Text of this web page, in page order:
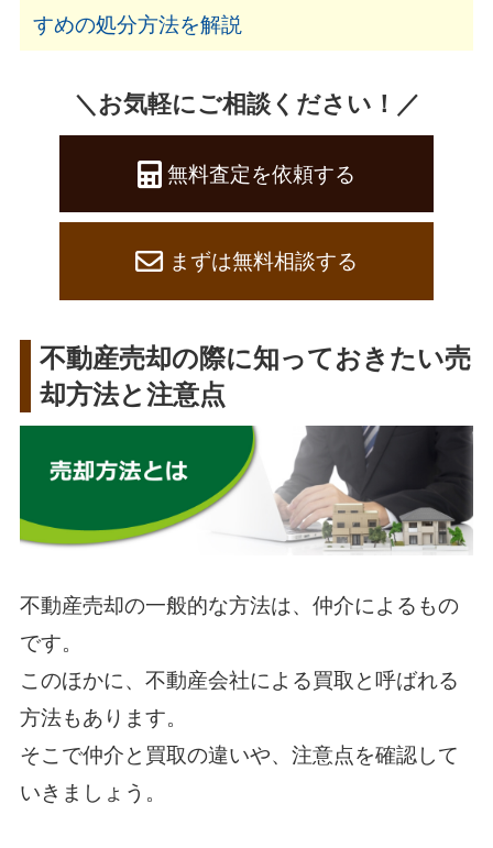
すめの処分方法を解説
＼お気軽にご相談ください！／
無料査定を依頼する
まずは無料相談する
不動産売却の際に知っておきたい売
却方法と注意点
不動産売却の一般的な方法は、仲介によるもの
です。
このほかに、不動産会社による買取と呼ばれる
方法もあります。
そこで仲介と買取の違いや、注意点を確認して
いきましょう。